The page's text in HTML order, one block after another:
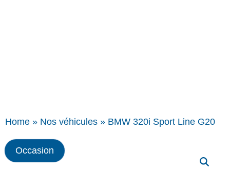
Home » Nos véhicules » BMW 320i Sport Line G20
Occasion